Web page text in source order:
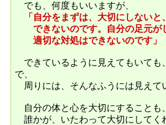
でも、何度もいいますが、
「自分をまずは、大切にしないと
できないのです。自分の足元が
適切な対処はできないのです」
できているように見えてもいても
で、
周りには、そんなふうには見えて
自分の体と心を大切にすることも
誰かが、いたわって大切にしてく